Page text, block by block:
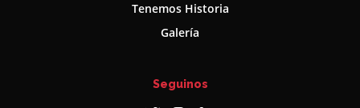
Tenemos Historia
Galería
Seguinos